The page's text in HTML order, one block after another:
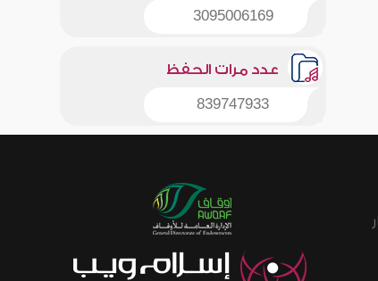
3095006169
عدد مرات الحفظ
839747933